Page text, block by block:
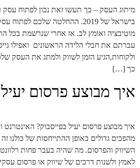
מיתוג העסק – כך תעשו זאת נכון לפתוח עסק
בישראל של 2019. ההחלטה שלכם
מוטיבציה ואומץ לב. אז אחרי שנרשמת בכל
עברתם את חבלי הלידה הראשונים ואפילו
ולקוחות,הגיע הזמן לשווק ולמתג את העסק
כך […]
איך מבוצע פרסום יעיל
איך מבוצע פרסום יעיל בפייסבוק?
מהפכים גדולים באופן ההתייחסות של כולנו זה
השיווק והפרסום. מה שהיה בעבר פחות רלוונטי
לאמץ ולשנות דרכים של שיווק או פרסום